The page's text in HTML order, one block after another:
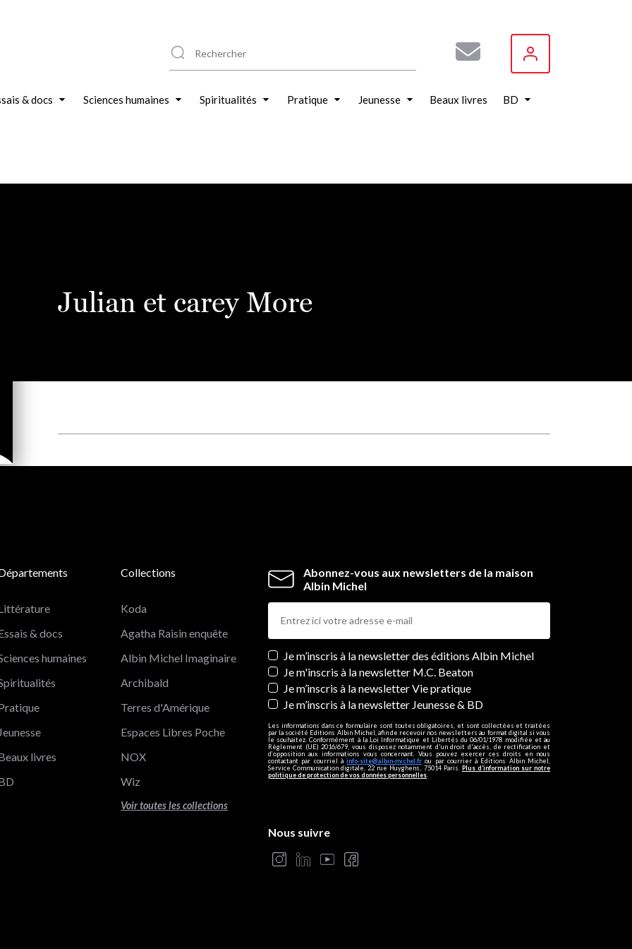
& docs Sciences humaines Spiritualités Pratique Jeunesse Beaux livres BD
Julian et carey More
Abonnez-vous aux newsletters de la maison
Albin Michel
Newsletters
Je m’inscris à la newsletter des éditions Albin Michel
Je m'inscris à la newsletter M.C. Beaton
Je m’inscris à la newsletter Vie pratique
Je m’inscris à la newsletter Jeunesse & BD
Les informations dans ce formulaire sont toutes obligatoires, et sont collectées et traitées
par la société Editions Albin Michel, afin de recevoir nos newsletters au format digital si vous
le souhaitez. Conformément à la Loi Informatique et Libertés du 06/01/1978 modifiée et au
Règlement (UE) 2016/679, vous disposez notamment d'un droit d'accès, de rectification et
d’opposition aux informations vous concernant. Vous pouvez exercer ces droits en nous
contactant par courriel àinfo-site@albin-michel.fr ou par courrier à Editions Albin Michel,
Service Communication digitale, 22 rue Huyghens, 75014 Paris. Plus d’information sur notre
politique de protection de vos données personnelles
& docs
humaines
Jeunesse
livres
Collections
Koda
Agatha Raisin enquête
Albin Michel Imaginaire
Archibald
Terres d'Amérique
Espaces Libres Poche
NOX
Wiz
Voir toutes les collections
Nous suivre